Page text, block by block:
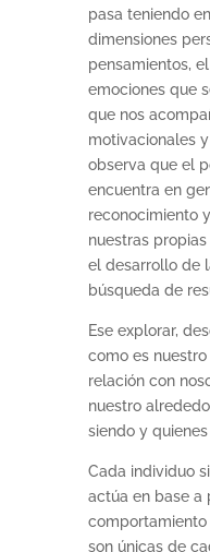
pasa teniendo
dimensiones
pensamientos,
emociones que
que nos
motivacionales
observa que el
encuentra en
reconocimiento
nuestras
el desarrollo de
búsqueda de
Ese explorar,
como es
relación con
nuestro
siendo y
Cada individuo
actúa en base a
son únicas de